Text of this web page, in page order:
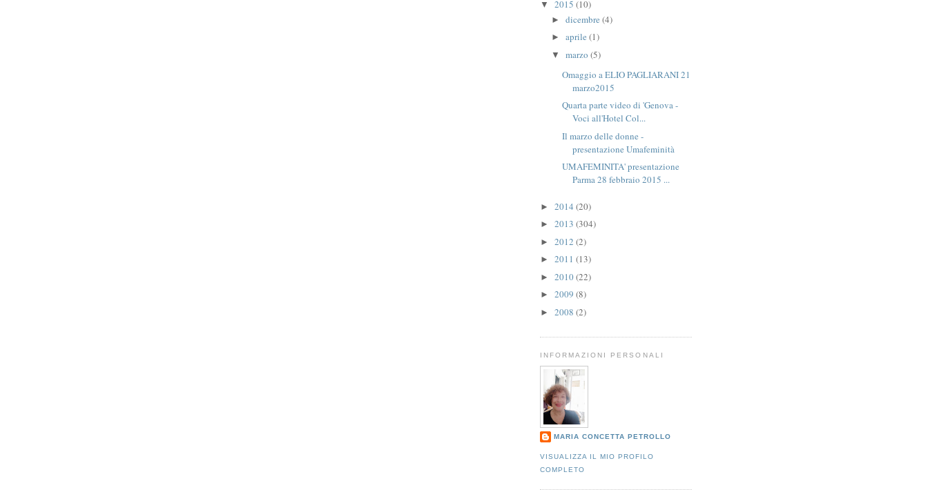
▼ 2015 (10)
► dicembre (4)
► aprile (1)
▼ marzo (5)
Omaggio a ELIO PAGLIARANI 21
marzo2015
Quarta parte video di 'Genova -
Voci all'Hotel Col...
Il marzo delle donne -
presentazione Umafeminità
UMAFEMINITA' presentazione
Parma 28 febbraio 2015 ...
► 2014 (20)
► 2013 (304)
► 2012 (2)
► 2011 (13)
► 2010(22)
► 2009 (8)
► 2008 (2)
INFORMAZIONI PERSONALI
MARIA CONCETTA PETROLLO
VISUALIZZA IL MIO PROFILO
COMPLETO